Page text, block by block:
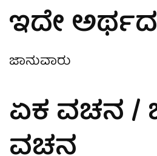
ಇದೇ
ಜಾನುವಾರು
ಏಕ ವಚನ /